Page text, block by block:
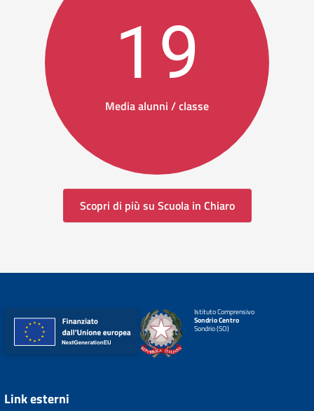
19
Media alunni / classe
Scopri di più su Scuola in Chiaro
Istituto Comprensivo
Sondrio Centro
Sondrio (SO)
Link esterni